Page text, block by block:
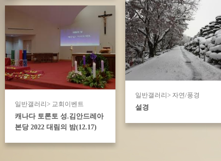
일반갤러리> 자연/풍경
설경
일반갤러리> 교회이벤트
캐나다 토론토 성.김안드레아
본당 2022 대림의 밤(12.17)